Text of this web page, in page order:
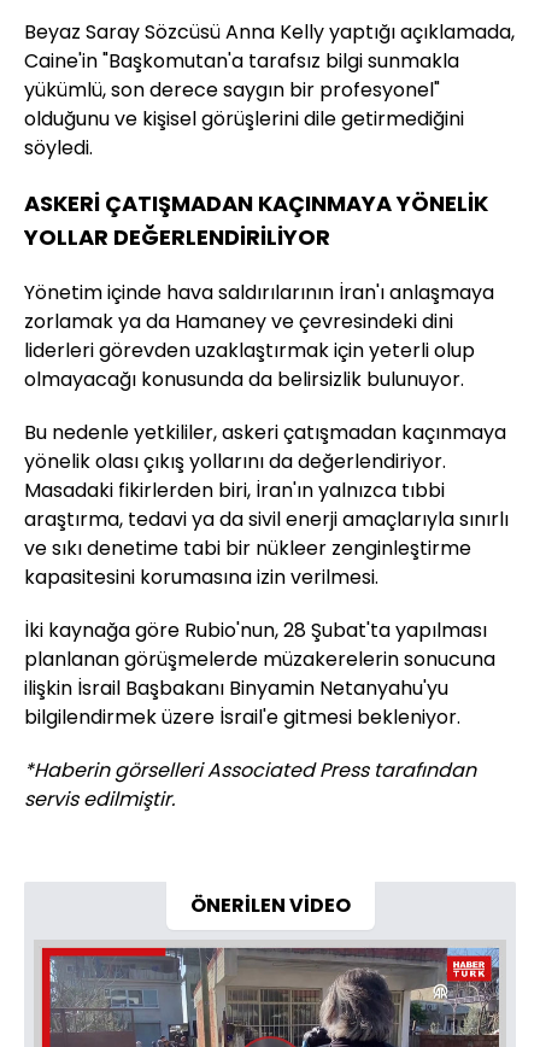
Beyaz Saray Sözcüsü Anna Kelly yaptığı açıklamada,
Caine'in "Başkomutan'a tarafsız bilgi sunmakla
yükümlü, son derece saygın bir profesyonel"
olduğunu ve kişisel görüşlerini dile getirmediğini
söyledi.
ASKERİ ÇATIŞMADAN KAÇINMAYA YÖNELİK
YOLLAR DEĞERLENDİRİLİYOR
Yönetim içinde hava saldırılarının İran'ı anlaşmaya
zorlamak ya da Hamaney ve çevresindeki dini
liderleri görevden uzaklaştırmak için yeterli olup
olmayacağı konusunda da belirsizlik bulunuyor.
Bu nedenle yetkililer, askeri çatışmadan kaçınmaya
yönelik olası çıkış yollarını da değerlendiriyor.
Masadaki fikirlerden biri, İran'ın yalnızca tıbbi
araştırma, tedavi ya da sivil enerji amaçlarıyla sınırlı
ve sıkı denetime tabi bir nükleer zenginleştirme
kapasitesini korumasına izin verilmesi.
İki kaynağa göre Rubio'nun, 28 Şubat'ta yapılması
planlanan görüşmelerde müzakerelerin sonucuna
ilişkin İsrail Başbakanı Binyamin Netanyahu'yu
bilgilendirmek üzere İsrail'e gitmesi bekleniyor.
*Haberin görselleri Associated Press tarafından
servis edilmiştir.
ÖNERİLEN VİDEO